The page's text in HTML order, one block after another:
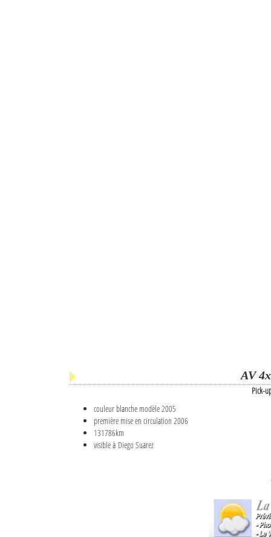
AV
Pick-
couleur blanche modèle 2005
première mise en circulation 2006
131786km
visible à Diego Suarez